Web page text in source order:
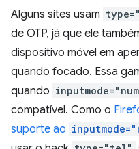
Alguns sites usam
de OTP, já que ele
dispositivo móvel em
quando focado. Essa
quando
compatível. Como o
suporte ao